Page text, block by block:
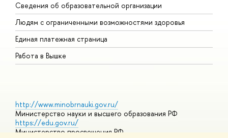
Сведения об образовательной организации
Людям с ограниченными возможностями здоровья
Единая платежная страница
Работа в Вышке
http://www.minobrnauki.gov.ru/
Министерство науки и высшего образования РФ
https://edu.gov.ru/
Министерство просвещения РФ